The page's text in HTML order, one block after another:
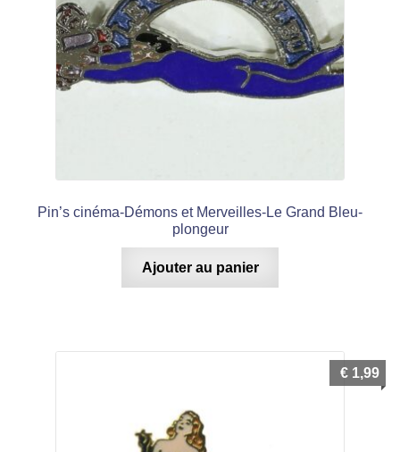
Pin’s cinéma-Démons et Merveilles-Le Grand Bleu-
plongeur
Ajouter au panier
€ 1,99